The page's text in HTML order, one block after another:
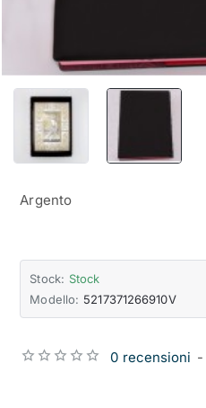
Argento
Stock: Stock
Modello: 5217371266910V
0 recensioni -